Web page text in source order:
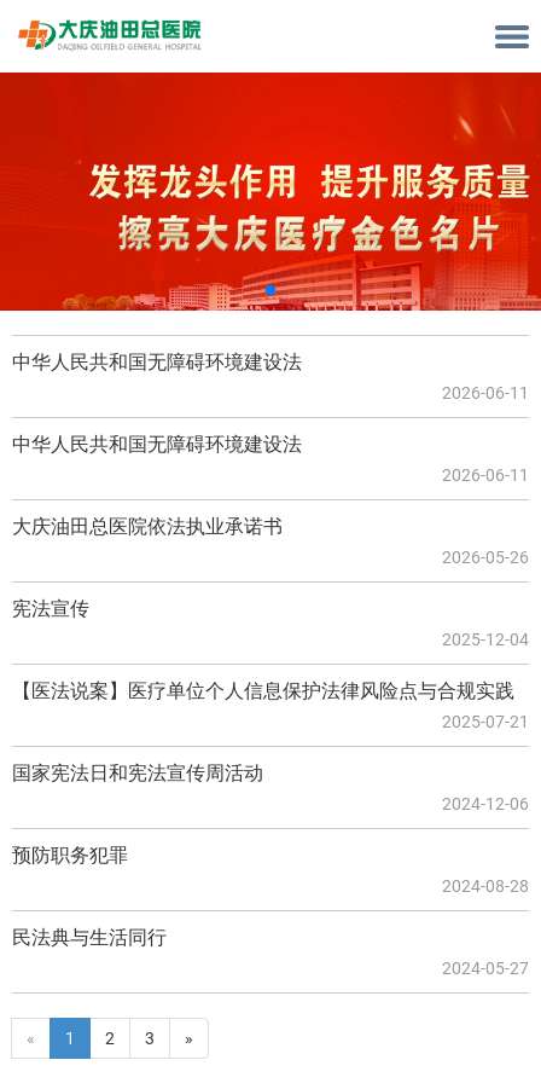
中华人民共和国无障碍环境建设法
2026-06-11
中华人民共和国无障碍环境建设法
2026-06-11
大庆油田总医院依法执业承诺书
2026-05-26
宪法宣传
2025-12-04
【医法说案】医疗单位个人信息保护法律风险点与合规实践
2025-07-21
国家宪法日和宪法宣传周活动
2024-12-06
预防职务犯罪
2024-08-28
民法典与生活同行
2024-05-27
« 1 2 3 »